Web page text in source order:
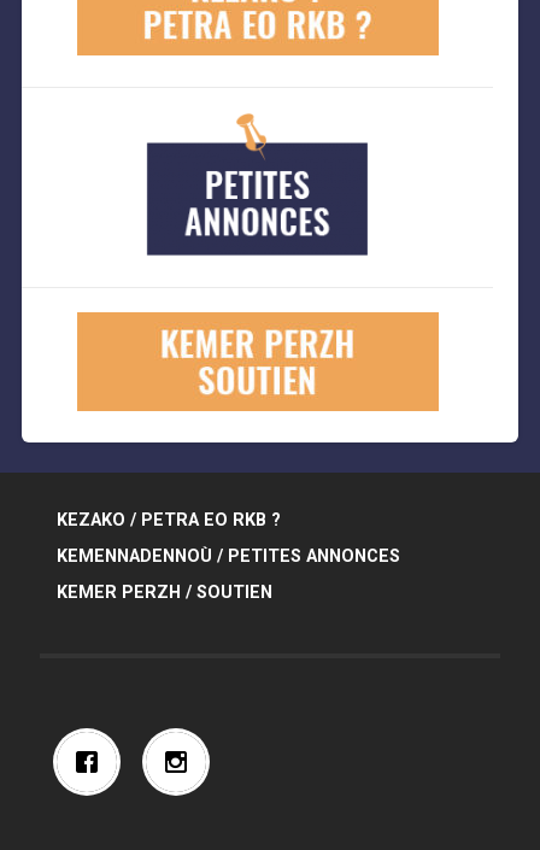
KEZAKO / PETRA EO RKB ?
KEMENNADENNOÙ / PETITES ANNONCES
KEMER PERZH / SOUTIEN